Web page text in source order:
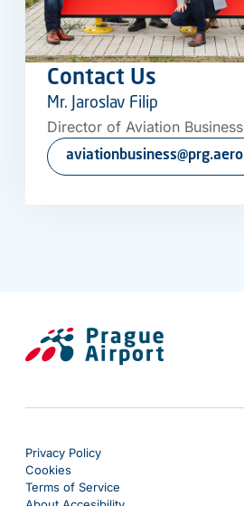
Contact Us
Mr. Jaroslav Filip
Director of Aviation Business
aviationbusiness@prg.aero
Privacy Policy
Cookies
Terms of Service